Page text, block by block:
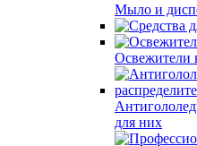
Мыло и
Освежители
для них